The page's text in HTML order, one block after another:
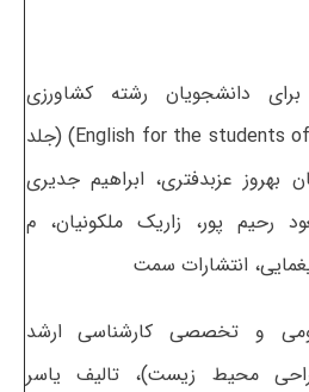
دانشجویان رشته کشاورزی
(English for the students of agriculture) (جلد
بهروز عزبدفتری، ابراهیم جدیری
رحیم پور، زاریک ملکونیان، م
انتشارات سمت
و تخصصی کارشناسی ارشد
محیط زیست)، تالیف یاسر